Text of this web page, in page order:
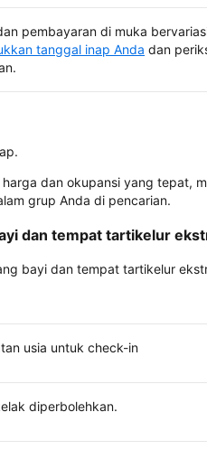
pembayaran di muka
tanggal inap Anda dan
dan okupansi yang tepat,
grup Anda di pencarian.
dan tempat tartikelur
bayi dan tempat tartikelur
usia untuk check-in
diperbolehkan.